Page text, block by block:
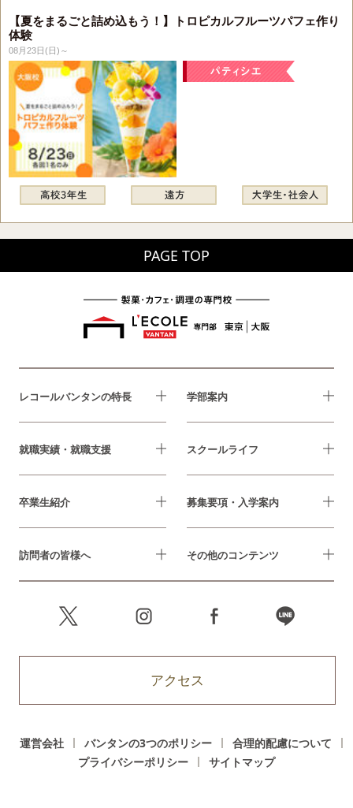
【夏をまるごと詰め込もう！】トロピカルフルーツパフェ作り
体験
08月23日(日)～
PAGE TOP
レコールバンタンの特長 学部案内
就職実績・就職支援 スクールライフ
卒業生紹介 募集要項・入学案内
訪問者の皆様へ その他のコンテンツ
アクセス
運営会社 バンタンの3つのポリシー
合理的配慮について
プライバシーポリシー
サイトマップ